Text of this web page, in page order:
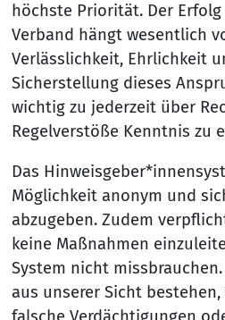
höchste Priorität. Der
Verband hängt wesentlich
Verlässlichkeit, Ehrlichkeit
Sicherstellung dieses
wichtig zu jederzeit über
Regelverstöße Kenntnis zu
Das
Möglichkeit anonym und
abzugeben. Zudem
keine Maßnahmen
System nicht
aus unserer Sicht
falsche Verdächtigungen